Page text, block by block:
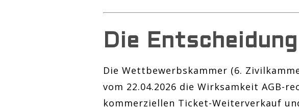
Die
Die Wettbewerbskammer (6.
vom 22.04.2026 die Wirksamkeit AGB-
kommerziellen Ticket-Weiterverkauf